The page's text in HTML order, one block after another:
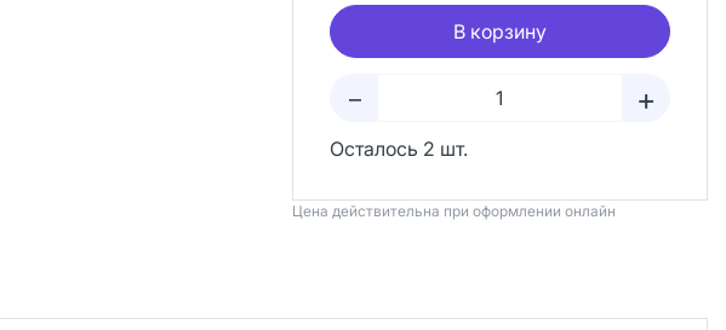
В корзину
– +
Осталось 2 шт.
Цена действительна при оформлении онлайн